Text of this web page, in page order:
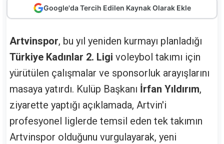
Google'da Tercih Edilen Kaynak Olarak Ekle
Artvinspor, bu yıl yeniden kurmayı planladığı
Türkiye Kadınlar 2. Ligi voleybol takımı için
yürütülen çalışmalar ve sponsorluk arayışlarını
masaya yatırdı. Kulüp Başkanı İrfan Yıldırım,
ziyarette yaptığı açıklamada, Artvin'i
profesyonel liglerde temsil eden tek takımın
Artvinspor olduğunu vurgulayarak, yeni